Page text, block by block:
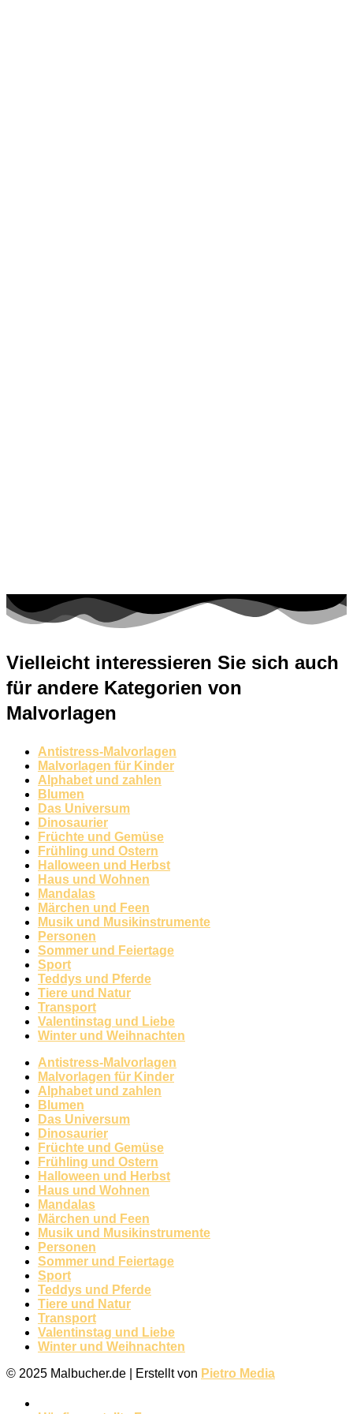
Vielleicht interessieren Sie sich auch
für andere Kategorien von
Malvorlagen
Antistress-Malvorlagen
Malvorlagen für Kinder
Alphabet und zahlen
Blumen
Das Universum
Dinosaurier
Früchte und Gemüse
Frühling und Ostern
Halloween und Herbst
Haus und Wohnen
Mandalas
Märchen und Feen
Musik und Musikinstrumente
Personen
Sommer und Feiertage
Sport
Teddys und Pferde
Tiere und Natur
Transport
Valentinstag und Liebe
Winter und Weihnachten
Antistress-Malvorlagen
Malvorlagen für Kinder
Alphabet und zahlen
Blumen
Das Universum
Dinosaurier
Früchte und Gemüse
Frühling und Ostern
Halloween und Herbst
Haus und Wohnen
Mandalas
Märchen und Feen
Musik und Musikinstrumente
Personen
Sommer und Feiertage
Sport
Teddys und Pferde
Tiere und Natur
Transport
Valentinstag und Liebe
Winter und Weihnachten
© 2025 Malbucher.de | Erstellt von Pietro Media